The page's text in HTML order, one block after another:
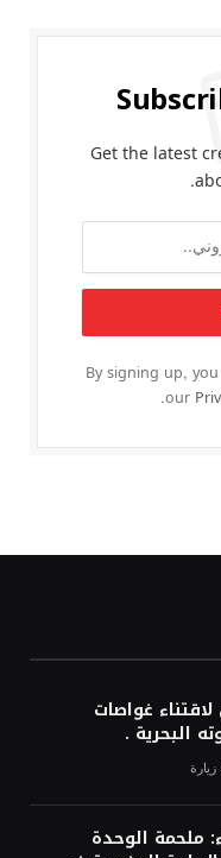
Get the latest
By signing up,
our
غواصات
البحرية .
زيارة
ملحمة الوحدة